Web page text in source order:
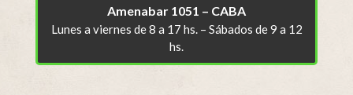
Amenabar 1051 – CABA
Lunes a viernes de 8 a 17 hs. – Sábados de 9 a 12
hs.